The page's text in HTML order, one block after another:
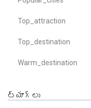
Top_attraction
Top_destination
Warm_destination
ట్యాగ్లు